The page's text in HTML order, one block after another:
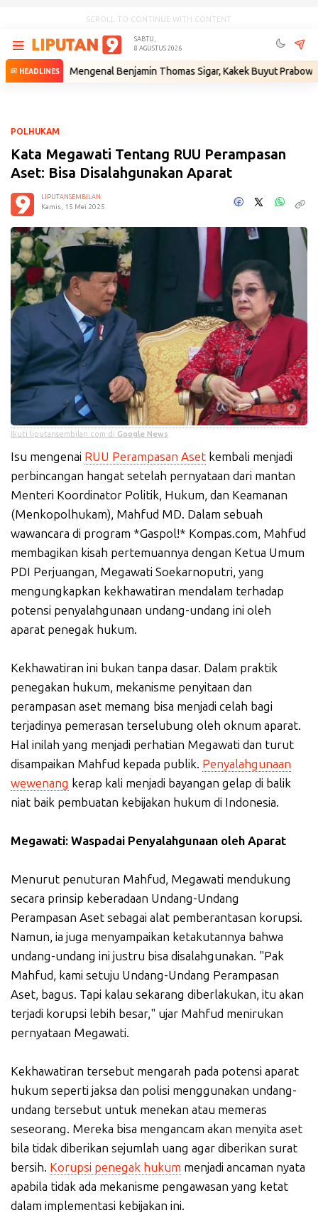
SCROLL TO CONTINUE WITH CONTENT
SABTU,
8 AGUSTUS 2026
HEADLINES
• Mengenal Benjamin Thomas Sigar, Kakek Buyut Prabowo dari
POLHUKAM
Kata Megawati Tentang RUU Perampasan
Aset: Bisa Disalahgunakan Aparat
LIPUTANSEMBILAN
Kamis, 15 Mei 2025
Ikuti liputansembilan.com di Google News
Isu mengenai RUU Perampasan Aset kembali menjadi
perbincangan hangat setelah pernyataan dari mantan
Menteri Koordinator Politik, Hukum, dan Keamanan
(Menkopolhukam), Mahfud MD. Dalam sebuah
wawancara di program *Gaspol!* Kompas.com, Mahfud
membagikan kisah pertemuannya dengan Ketua Umum
PDI Perjuangan, Megawati Soekarnoputri, yang
mengungkapkan kekhawatiran mendalam terhadap
potensi penyalahgunaan undang-undang ini oleh
aparat penegak hukum.
Kekhawatiran ini bukan tanpa dasar. Dalam praktik
penegakan hukum, mekanisme penyitaan dan
perampasan aset memang bisa menjadi celah bagi
terjadinya pemerasan terselubung oleh oknum aparat.
Hal inilah yang menjadi perhatian Megawati dan turut
disampaikan Mahfud kepada publik. Penyalahgunaan
wewenang kerap kali menjadi bayangan gelap di balik
niat baik pembuatan kebijakan hukum di Indonesia.
Megawati: Waspadai Penyalahgunaan oleh Aparat
Menurut penuturan Mahfud, Megawati mendukung
secara prinsip keberadaan Undang-Undang
Perampasan Aset sebagai alat pemberantasan korupsi.
Namun, ia juga menyampaikan ketakutannya bahwa
undang-undang ini justru bisa disalahgunakan. "Pak
Mahfud, kami setuju Undang-Undang Perampasan
Aset, bagus. Tapi kalau sekarang diberlakukan, itu akan
terjadi korupsi lebih besar," ujar Mahfud menirukan
pernyataan Megawati.
Kekhawatiran tersebut mengarah pada potensi aparat
hukum seperti jaksa dan polisi menggunakan undang-
undang tersebut untuk menekan atau memeras
seseorang. Mereka bisa mengancam akan menyita aset
bila tidak diberikan sejumlah uang agar diberikan surat
bersih. Korupsi penegak hukum menjadi ancaman nyata
apabila tidak ada mekanisme pengawasan yang ketat
dalam implementasi kebijakan ini.